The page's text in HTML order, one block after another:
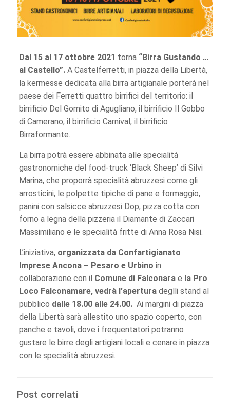
Dal 15 al 17 ottobre 2021 torna “Birra Gustando …
al Castello”. A Castelferretti, in piazza della Libertà,
la kermesse dedicata alla birra artigianale porterà nel
paese dei Ferretti quattro birrifici del territorio: il
birrificio Del Gomito di Agugliano, il birrificio Il Gobbo
di Camerano, il birrificio Carnival, il birrificio
Birraformante.
La birra potrà essere abbinata alle specialità
gastronomiche del food-truck ‘Black Sheep’ di Silvi
Marina, che proporrà specialità abruzzesi come gli
arrosticini, le polpette tipiche di pane e formaggio,
panini con salsicce abruzzesi Dop, pizza cotta con
forno a legna della pizzeria il Diamante di Zaccari
Massimiliano e le specialità fritte di Anna Rosa Nisi.
L’iniziativa, organizzata da Confartigianato
Imprese Ancona – Pesaro e Urbino in
collaborazione con il Comune di Falconara e la Pro
Loco Falconamare, vedrà l’aperturadeglli stand al
pubblico dalle 18.00 alle 24.00.Ai margini di piazza
della Libertà sarà allestito uno spazio coperto, con
panche e tavoli, dove i frequentatori potranno
gustare le birre degli artigiani locali e cenare in piazza
con le specialità abruzzesi.
Post correlati